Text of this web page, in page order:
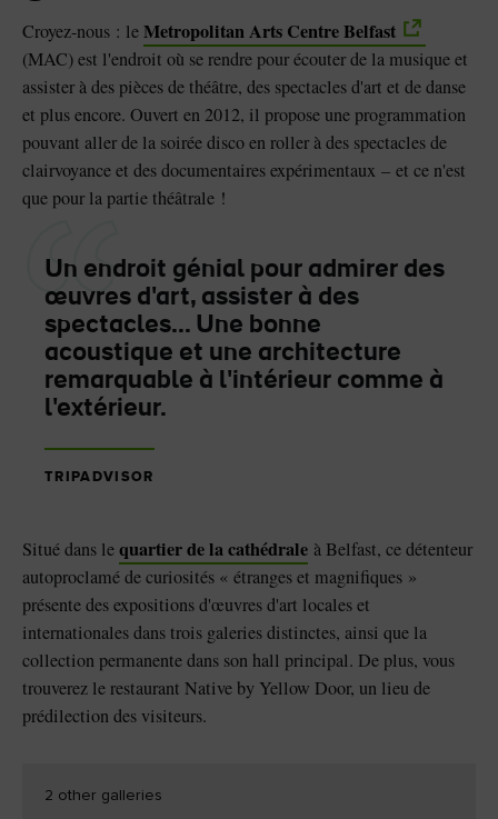
Croyez-nous : leMetropolitan Arts Centre Belfast
(MAC) est l'endroit où se rendre pour écouter de la musique et
assister à des pièces de théâtre, des spectacles d'art et de danse
et plus encore. Ouvert en 2012, il propose une programmation
pouvant aller de la soirée disco en roller à des spectacles de
clairvoyance et des documentaires expérimentaux – et ce n'est
que pour la partie théâtrale !
Un endroit génial pour admirer des
œuvres d'art, assister à des
spectacles... Une bonne
acoustique et une architecture
remarquable à l'intérieur comme à
l'extérieur.
TRIPADVISOR
Situé dans lequartier de la cathédrale à Belfast, ce détenteur
autoproclamé de curiosités « étranges et magnifiques »
présente des expositions d'œuvres d'art locales et
internationales dans trois galeries distinctes, ainsi que la
collection permanente dans son hall principal. De plus, vous
trouverez le restaurant Native by Yellow Door, un lieu de
prédilection des visiteurs.
2 other galleries